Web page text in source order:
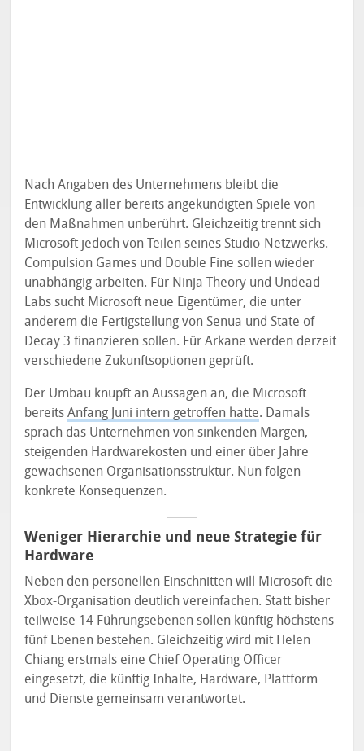
Nach Angaben des Unternehmens bleibt die
Entwicklung aller bereits angekündigten Spiele von
den Maßnahmen unberührt. Gleichzeitig trennt sich
Microsoft jedoch von Teilen seines Studio-Netzwerks.
Compulsion Games und Double Fine sollen wieder
unabhängig arbeiten. Für Ninja Theory und Undead
Labs sucht Microsoft neue Eigentümer, die unter
anderem die Fertigstellung von Senua und State of
Decay 3 finanzieren sollen. Für Arkane werden derzeit
verschiedene Zukunftsoptionen geprüft.
Der Umbau knüpft an Aussagen an, die Microsoft
bereitsAnfang Juni intern getroffen hatte. Damals
sprach das Unternehmen von sinkenden Margen,
steigenden Hardwarekosten und einer über Jahre
gewachsenen Organisationsstruktur. Nun folgen
konkrete Konsequenzen.
Weniger Hierarchie und neue Strategie für
Hardware
Neben den personellen Einschnitten will Microsoft die
Xbox-Organisation deutlich vereinfachen. Statt bisher
teilweise 14 Führungsebenen sollen künftig höchstens
fünf Ebenen bestehen. Gleichzeitig wird mit Helen
Chiang erstmals eine Chief Operating Officer
eingesetzt, die künftig Inhalte, Hardware, Plattform
und Dienste gemeinsam verantwortet.